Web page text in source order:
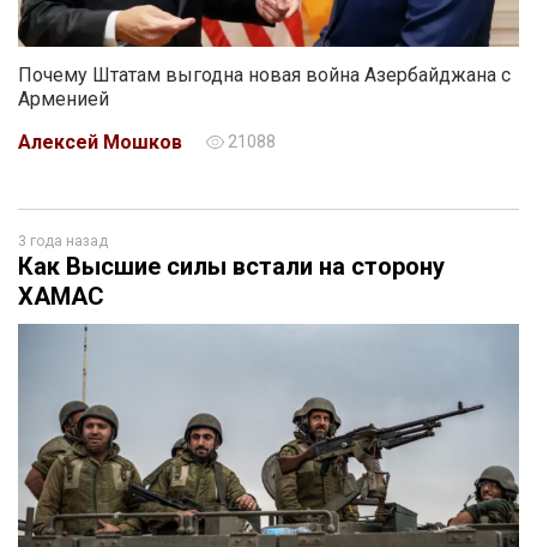
Почему Штатам выгодна новая война Азербайджана с
Арменией
Алексей Мошков
21088
3 года назад
Как Высшие силы встали на сторону
ХАМАС